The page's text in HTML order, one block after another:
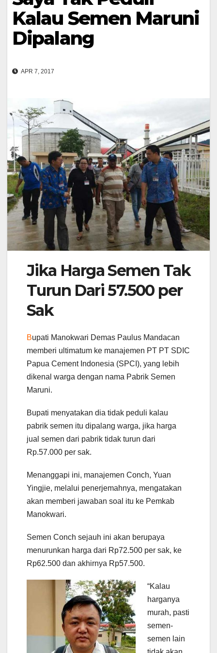
Kalau Semen Maruni
Dipalang
APR 7, 2017
Jika Harga Semen Tak
Turun Dari 57.500 per
Sak
Bupati Manokwari Demas Paulus Mandacan
memberi ultimatum ke manajemen PT PT SDIC
Papua Cement Indonesia (SPCI), yang lebih
dikenal warga dengan nama Pabrik Semen
Maruni.
Bupati menyatakan dia tidak peduli kalau
pabrik semen itu dipalang warga, jika harga
jual semen dari pabrik tidak turun dari
Rp.57.000 per sak.
Menanggapi ini, manajemen Conch, Yuan
Yingjie, melalui penerjemahnya, mengatakan
akan memberi jawaban soal itu ke Pemkab
Manokwari.
Semen Conch sejauh ini akan berupaya
menurunkan harga dari Rp72.500 per sak, ke
Rp62.500 dan akhirnya Rp57.500.
“Kalau
harganya
murah, pasti
semen-
semen lain